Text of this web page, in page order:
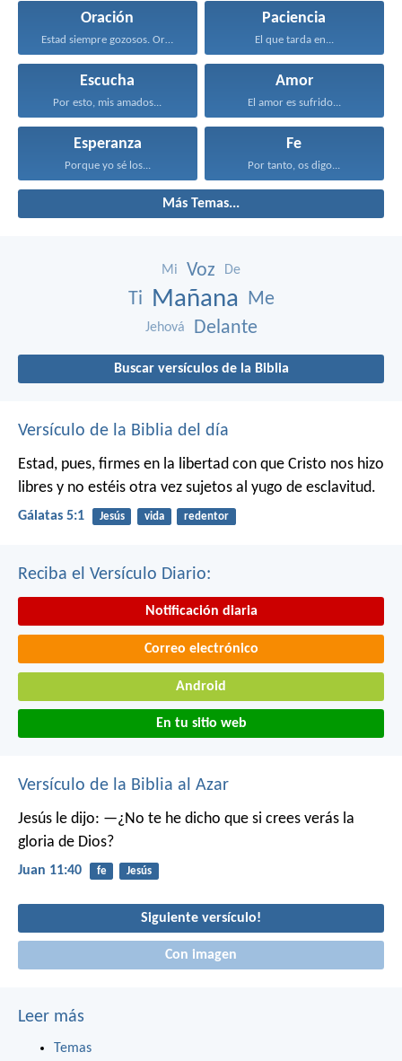
Oración
Estad siempre gozosos. Orad...
Paciencia
El que tarda en...
Escucha
Por esto, mis amados...
Amor
El amor es sufrido...
Esperanza
Porque yo sé los...
Fe
Por tanto, os digo...
Más Temas...
Mi Voz De
Ti Mañana Me
Jehová Delante
Buscar versículos de la Biblia
Versículo de la Biblia del día
Estad, pues, firmes en la libertad con que Cristo nos hizo
libres y no estéis otra vez sujetos al yugo de esclavitud.
Gálatas 5:1 Jesús vida redentor
Reciba el Versículo Diario:
Notificación diaria
Correo electrónico
Android
En tu sitio web
Versículo de la Biblia al Azar
Jesús le dijo: —¿No te he dicho que si crees verás la
gloria de Dios?
Juan 11:40 fe Jesús
Siguiente versículo!
Con imagen
Leer más
Temas